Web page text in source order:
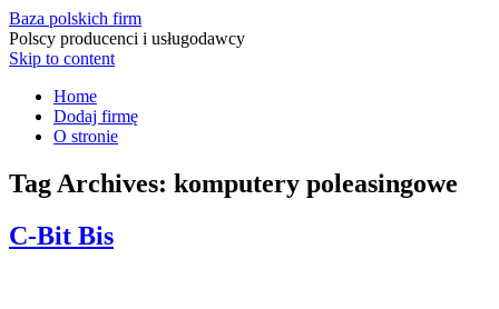
Baza polskich firm
Polscy producenci i usługodawcy
Skip to content
Home
Dodaj firmę
O stronie
Tag Archives: komputery poleasingowe
C-Bit Bis